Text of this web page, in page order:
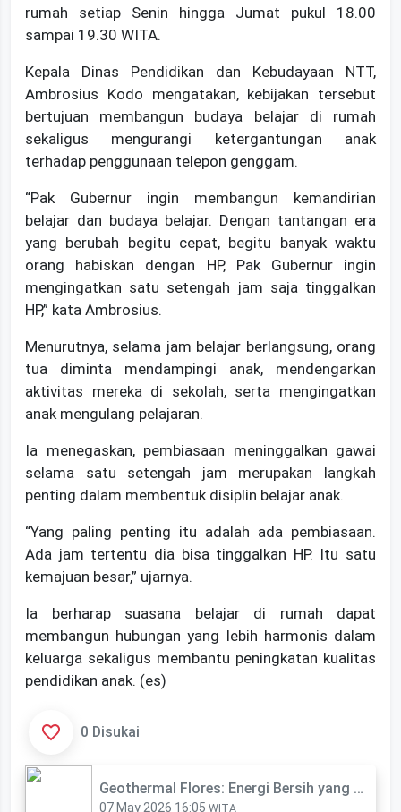
rumah setiap Senin hingga Jumat pukul 18.00
sampai 19.30 WITA.
‎Kepala Dinas Pendidikan dan Kebudayaan NTT,
Ambrosius Kodo mengatakan, kebijakan tersebut
bertujuan membangun budaya belajar di rumah
sekaligus mengurangi ketergantungan anak
terhadap penggunaan telepon genggam.
‎“Pak Gubernur ingin membangun kemandirian
belajar dan budaya belajar. Dengan tantangan era
yang berubah begitu cepat, begitu banyak waktu
orang habiskan dengan HP, Pak Gubernur ingin
mengingatkan satu setengah jam saja tinggalkan
HP,” kata Ambrosius.
‎Menurutnya, selama jam belajar berlangsung, orang
tua diminta mendampingi anak, mendengarkan
aktivitas mereka di sekolah, serta mengingatkan
anak mengulang pelajaran.
‎Ia menegaskan, pembiasaan meninggalkan gawai
selama satu setengah jam merupakan langkah
penting dalam membentuk disiplin belajar anak.
‎“Yang paling penting itu adalah ada pembiasaan.
Ada jam tertentu dia bisa tinggalkan HP. Itu satu
kemajuan besar,” ujarnya.
‎Ia berharap suasana belajar di rumah dapat
membangun hubungan yang lebih harmonis dalam
keluarga sekaligus membantu peningkatan kualitas
pendidikan anak. (es)
0 Disukai
‎Geothermal Flores: Energi Bersih yang Disebut Bisa Ubah Masa Depan NTT
07 May 2026 16:05 WITA